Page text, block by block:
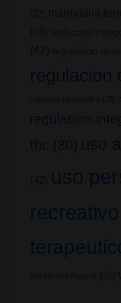
(32)
marihuana
(45) reduccion
(47) regulacion
regulacion
cannabis terapeutico (25)
regulacion
thc (80) uso
(42) uso
recreativo
venta marihuana (32)